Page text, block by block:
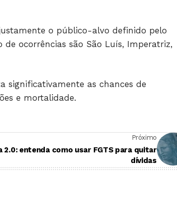
o público-alvo definido pelo
ocorrências são São Luís, Imperatriz,
significativamente as chances de
e mortalidade.
Próximo
2.0: entenda como usar FGTS para quitar
dívidas